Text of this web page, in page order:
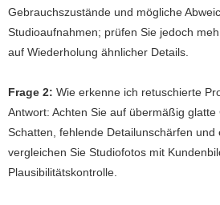
Gebrauchszustände und mögliche
Studioaufnahmen; prüfen Sie jedoch
auf Wiederholung ähnlicher Details.
Frage 2: Wie erkenne ich retuschierte
Antwort: Achten Sie auf übermäßig
Schatten, fehlende Detailunschärfen
vergleichen Sie Studiofotos mit
Plausibilitätskontrolle.